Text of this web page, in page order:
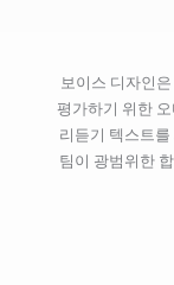
보이스 디자인
평가하기 위한
리듣기 텍스트
팀이 광범위한